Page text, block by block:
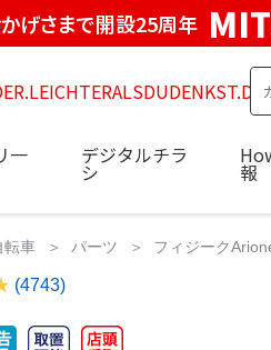
げさまで開設25周年
一 デジタルチラ
シ 報
転車 パーツ フィジーク
(4743)